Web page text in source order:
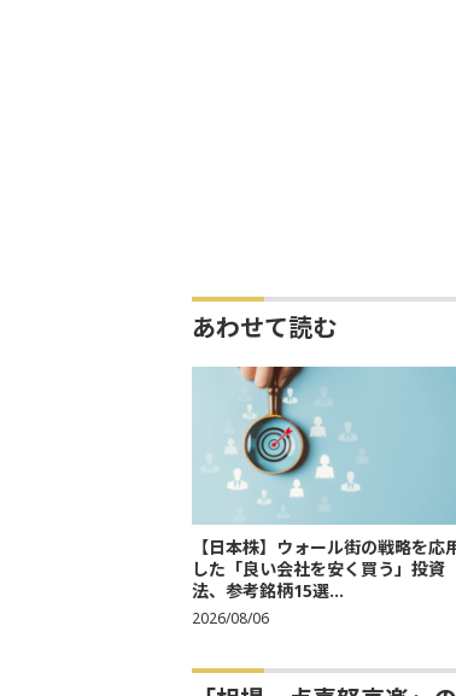
あわせて読む
【日本株】ウォール街の戦略を応
した「良い会社を安く買う」投資
法、参考銘柄15選...
2026/08/06